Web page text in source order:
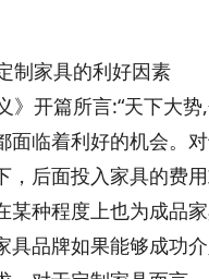
制家具的利好因素
开篇所言:“天下大
面临着利好的机会。
，后面投入家具的费
某种程度上也为成品
具品牌如果能够成功